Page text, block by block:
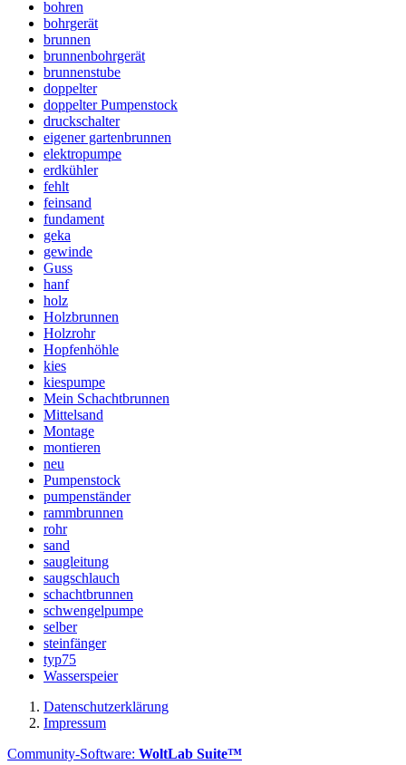
bohren
bohrgerät
brunnen
brunnenbohrgerät
brunnenstube
doppelter
doppelter Pumpenstock
druckschalter
eigener gartenbrunnen
elektropumpe
erdkühler
fehlt
feinsand
fundament
geka
gewinde
Guss
hanf
holz
Holzbrunnen
Holzrohr
Hopfenhöhle
kies
kiespumpe
Mein Schachtbrunnen
Mittelsand
Montage
montieren
neu
Pumpenstock
pumpenständer
rammbrunnen
rohr
sand
saugleitung
saugschlauch
schachtbrunnen
schwengelpumpe
selber
steinfänger
typ75
Wasserspeier
Datenschutzerklärung
Impressum
Community-Software: WoltLab Suite™